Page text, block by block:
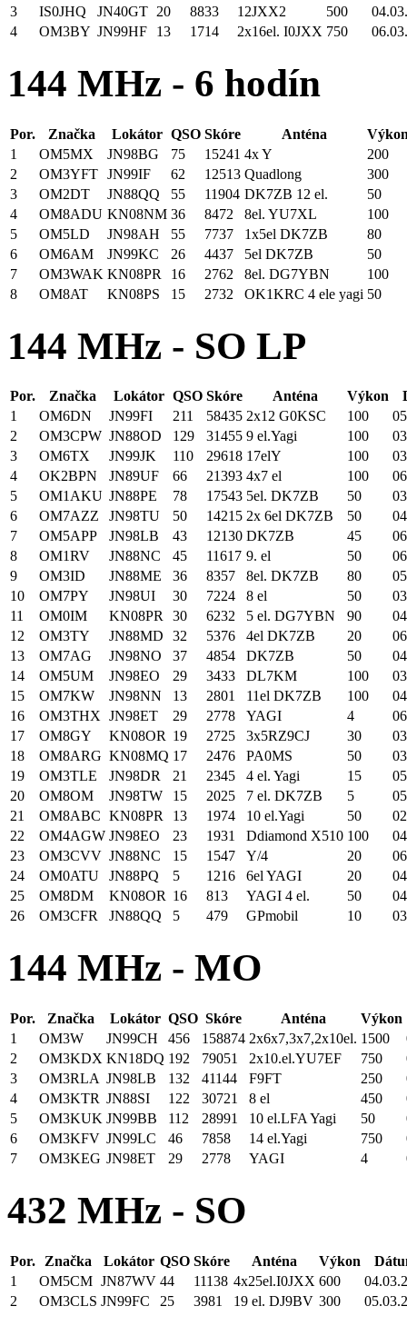
3
IS0JHQ JN40GT 20 8833 12JXX2 500
4
OM3BY JN99HF 13 1714 2x16el. I0JXX 750
144 MHz - 6 hodín
Por. Značka Lokátor QSO Skóre Anténa
1
OM5MX JN98BG 75 15241 4x Y
200
2
OM3YFT JN99IF 62 12513 Quadlong
300
3
OM2DT JN88QQ 55 11904 DK7ZB 12 el.
50
4
OM8ADU KN08NM 36 8472 8el. YU7XL
100
5
OM5LD JN98AH 55 7737 1x5el DK7ZB
80
6
OM6AM JN99KC 26 4437 5el DK7ZB
50
7
OM3WAK KN08PR 16 2762 8el. DG7YBN
100
8
OM8AT KN08PS 15 2732 OK1KRC 4 ele yagi 50
144 MHz - SO LP
Por. Značka Lokátor QSO Skóre Anténa Výkon
1
OM6DN JN99FI 211 58435 2x12 G0KSC 100
2
OM3CPW JN88OD 129 31455 9 el.Yagi 100
3
OM6TX JN99JK 110 29618 17elY 100
4
OK2BPN JN89UF 66 21393 4x7 el 100
5
OM1AKU JN88PE 78 17543 5el. DK7ZB 50
6
OM7AZZ JN98TU 50 14215 2x 6el DK7ZB 50
7
OM5APP JN98LB 43 12130 DK7ZB 45
8
OM1RV JN88NC 45 11617 9. el 50
9
OM3ID JN88ME 36 8357 8el. DK7ZB 80
10
OM7PY JN98UI 30 7224 8 el 50
11
OM0IM KN08PR 30 6232 5 el. DG7YBN 90
12
OM3TY JN88MD 32 5376 4el DK7ZB 20
13
OM7AG JN98NO 37 4854 DK7ZB 50
14
OM5UM JN98EO 29 3433 DL7KM 100
15
OM7KW JN98NN 13 2801 11el DK7ZB 100
16
OM3THX JN98ET 29 2778 YAGI 4
17
OM8GY KN08OR 19 2725 3x5RZ9CJ 30
18
OM8ARG KN08MQ 17 2476 PA0MS 50
19
OM3TLE JN98DR 21 2345 4 el. Yagi 15
20
OM8OM JN98TW 15 2025 7 el. DK7ZB 5
21
OM8ABC KN08PR 13 1974 10 el.Yagi 50
22
OM4AGW JN98EO 23 1931 Ddiamond X510 100
23
OM3CVV JN88NC 15 1547 Y/4 20
24
OM0ATU JN88PQ 5 1216 6el YAGI 20
25
OM8DM KN08OR 16 813 YAGI 4 el. 50
26
OM3CFR JN88QQ 5 479 GPmobil 10
144 MHz - MO
Por. Značka Lokátor QSO Skóre Anténa
Výkon
1
OM3W JN99CH 456 158874 2x6x7,3x7,2x10el. 1500
2
OM3KDX KN18DQ 192 79051 2x10.el.YU7EF 750
3
OM3RLA JN98LB 132 41144 F9FT 250
4
OM3KTR JN88SI 122 30721 8 el 450
5
OM3KUK JN99BB 112 28991 10 el.LFA Yagi 50
6
OM3KFV JN99LC 46 7858 14 el.Yagi 750
7
OM3KEG JN98ET 29 2778 YAGI 4
432 MHz - SO
Por. Značka Lokátor QSO Skóre Anténa Výkon
1
OM5CM JN87WV 44 11138 4x25el.I0JXX 600
2
OM3CLS JN99FC 25 3981 19 el. DJ9BV 300